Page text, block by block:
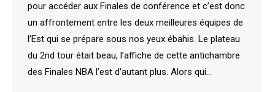
pour accéder aux Finales de conférence et c’est donc
un affrontement entre les deux meilleures équipes de
l’Est qui se prépare sous nos yeux ébahis. Le plateau
du 2nd tour était beau, l’affiche de cette antichambre
des Finales NBA l’est d’autant plus. Alors qui…